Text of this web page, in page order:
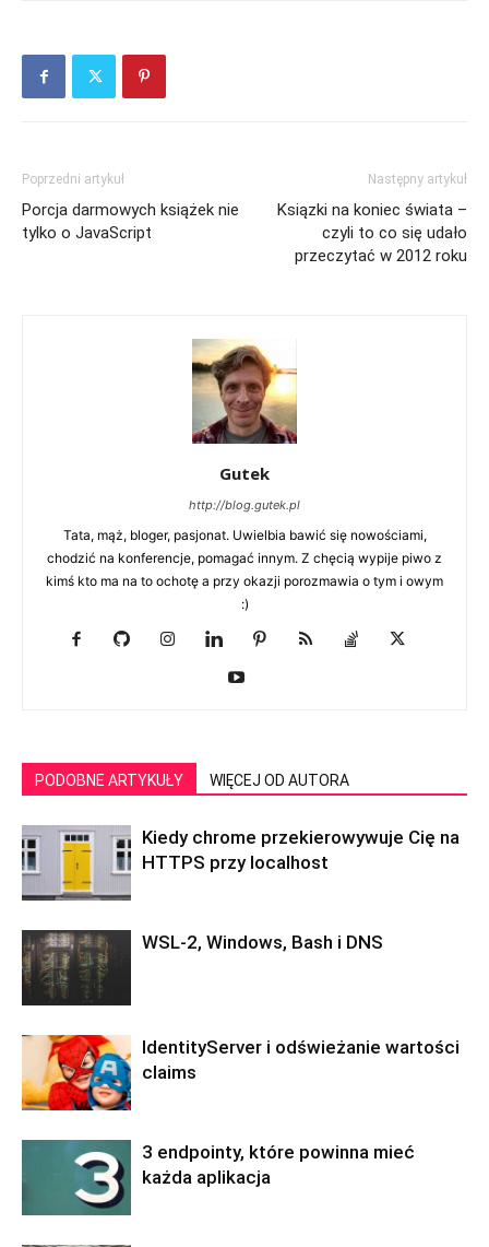
Poprzedni artykuł
Porcja darmowych książek nie
tylko o JavaScript
Następny artykuł
Ksiązki na koniec świata –
czyli to co się udało
przeczytać w 2012 roku
Gutek
http://blog.gutek.pl
Tata, mąż, bloger, pasjonat. Uwielbia bawić się nowościami,
chodzić na konferencje, pomagać innym. Z chęcią wypije piwo z
kimś kto ma na to ochotę a przy okazji porozmawia o tym i owym
:)
PODOBNE ARTYKUŁY WIĘCEJ OD AUTORA
Kiedy chrome przekierowywuje Cię na
HTTPS przy localhost
WSL-2, Windows, Bash i DNS
IdentityServer i odświeżanie wartości
claims
3 endpointy, które powinna mieć
każda aplikacja